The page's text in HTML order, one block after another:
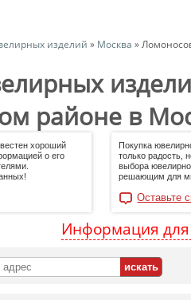
изделий » Москва »
районе в
хороший
о его
Покупка
только радость,
выбора
решающим для
Оставьте
Информация